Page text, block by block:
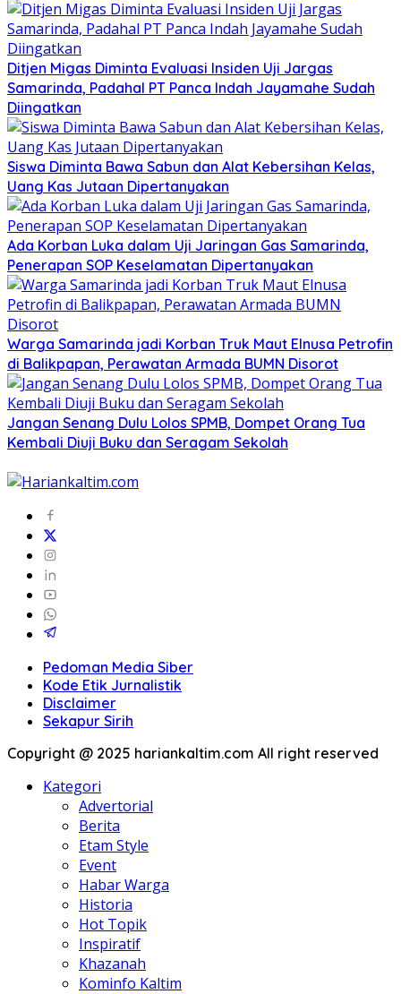
Ditjen Migas Diminta Evaluasi Insiden Uji Jargas
Samarinda, Padahal PT Panca Indah Jayamahe Sudah
Diingatkan
Siswa Diminta Bawa Sabun dan Alat Kebersihan Kelas,
Uang Kas Jutaan Dipertanyakan
Ada Korban Luka dalam Uji Jaringan Gas Samarinda,
Penerapan SOP Keselamatan Dipertanyakan
Warga Samarinda jadi Korban Truk Maut Elnusa Petrofin
di Balikpapan, Perawatan Armada BUMN Disorot
Jangan Senang Dulu Lolos SPMB, Dompet Orang Tua
Kembali Diuji Buku dan Seragam Sekolah
Pedoman Media Siber
Kode Etik Jurnalistik
Disclaimer
Sekapur Sirih
Copyright @ 2025 hariankaltim.com All right reserved
Kategori
Advertorial
Berita
Etam Style
Event
Habar Warga
Historia
Hot Topik
Inspiratif
Khazanah
Kominfo Kaltim